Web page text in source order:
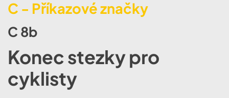
C - Příkazové značky
C 8b
Konec stezky pro
cyklisty